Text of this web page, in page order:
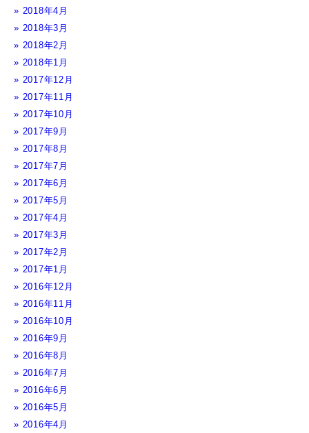
2018年4月
2018年3月
2018年2月
2018年1月
2017年12月
2017年11月
2017年10月
2017年9月
2017年8月
2017年7月
2017年6月
2017年5月
2017年4月
2017年3月
2017年2月
2017年1月
2016年12月
2016年11月
2016年10月
2016年9月
2016年8月
2016年7月
2016年6月
2016年5月
2016年4月